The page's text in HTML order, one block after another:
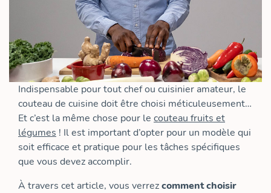
Indispensable pour tout chef ou cuisinier amateur, le
couteau de cuisine doit être choisi méticuleusement…
Et c’est la même chose pour le couteau fruits et
légumes ! Il est important d’opter pour un modèle qui
soit efficace et pratique pour les tâches spécifiques
que vous devez accomplir.
À travers cet article, vous verrezcomment choisir